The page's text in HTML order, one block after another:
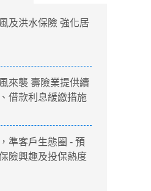
及洪水保險 強化居
來襲 壽險業提供續
借款利息緩繳措施
準客戶生態圈 - 預
險興趣及投保熱度